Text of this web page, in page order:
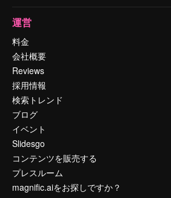
運営
料金
会社概要
Reviews
採用情報
検索トレンド
ブログ
イベント
Slidesgo
コンテンツを販売する
プレスルーム
magnific.aiをお探しですか？